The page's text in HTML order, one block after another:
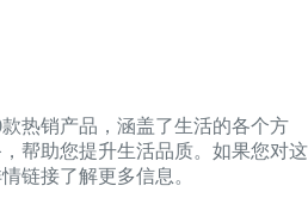
热销产品，涵盖了生活的各个方
帮助您提升生活品质。如果您对这
链接了解更多信息。